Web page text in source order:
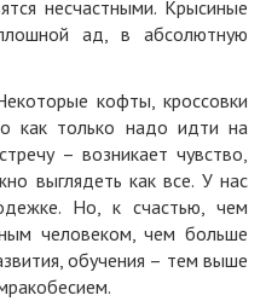
несчастными. Крысиные
ад, в абсолютную
кофты, кроссовки
как только надо идти на
– возникает чувство,
выглядеть как все. У нас
Но, к счастью, чем
человеком, чем больше
обучения – тем выше